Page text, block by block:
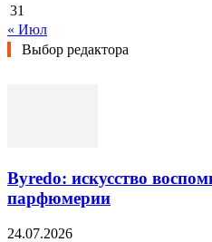
31
« Июл
Выбор редактора
Byredo: искусство
парфюмерии
24.07.2026